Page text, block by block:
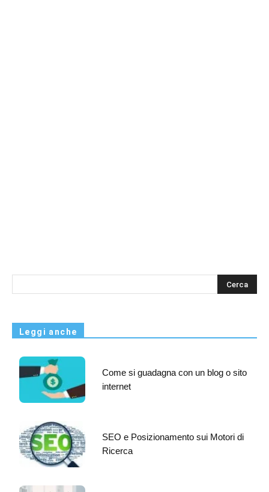
s
Leggi anche
Come si guadagna con un blog o sito
internet
SEO e Posizionamento sui Motori di
Ricerca